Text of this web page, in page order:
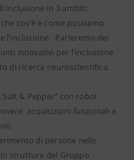
inclusione in 3 ambiti:
che cos’è e come possiamo
l’inclusione. Parleremo dei
innovativi per l’inclusione
di ricerca neuroscientifica.
Salt & Pepper” con robot
acquisizioni funzionali e
di persone nello
strutture del Gruppo